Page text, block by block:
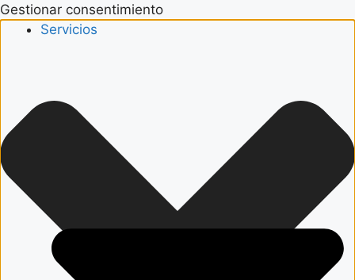
Gestionar consentimiento
Servicios